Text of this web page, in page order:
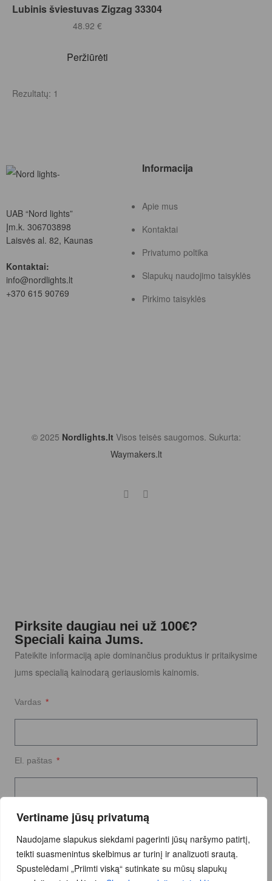
Vertiname jūsų privatumą
Naudojame slapukus siekdami pagerinti jūsų naršymo patirtį,
teikti suasmenintus skelbimus ar turinį ir analizuoti srautą.
Spustelėdami „Priimti viską“ sutinkate su mūsų slapukų
Lubinis šviestuvas Zigzag 33304
48.92 €
Peržiūrėti
Rezultatų: 1
UAB “Nord lights”
Įm.k. 306703898
Laisvės al. 82, Kaunas
Kontaktai:
info@nordlights.lt
+370 615 90769
Informacija
Apie mus
Kontaktai
Privatumo poltika
Slapukų naudojimo taisyklės
Pirkimo taisyklės
© 2025 Nordlights.lt Visos teisės saugomos. Sukurta:
Waymakers.lt
Pirksite daugiau nei už 100€?
Speciali kaina Jums.
Pateikite informaciją apie dominančius produktus ir pritaikysime
jums specialią kainodarą geriausiomis kainomis.
Vardas
El. paštas
Užklausos tekstas